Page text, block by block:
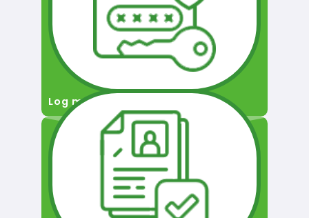
Log masuk